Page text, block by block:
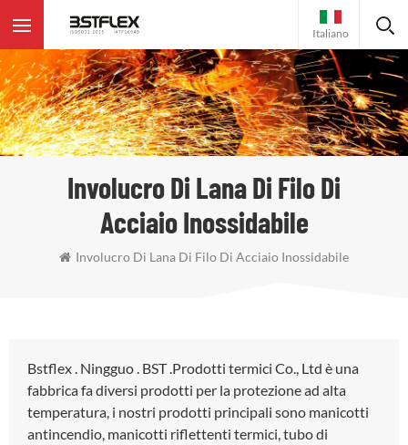
Italiano
Involucro Di Lana Di Filo Di
Acciaio Inossidabile
Involucro Di Lana Di Filo Di Acciaio Inossidabile
Bstflex . Ningguo . BST .Prodotti termici Co., Ltd è una
fabbrica fa diversi prodotti per la protezione ad alta
temperatura, i nostri prodotti principali sono manicotti
antincendio, manicotti riflettenti termici, tubo di